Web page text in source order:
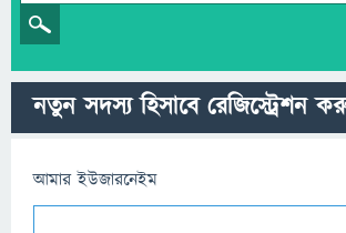
নতুন সদস্য হিসাবে রেজিস্ট্রেশন
আমার ইউজারনেইম